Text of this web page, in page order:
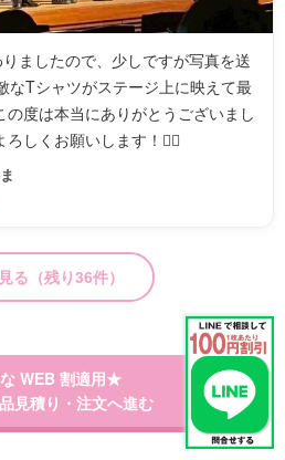
ましたので、少しですが写真を送
度は本当にありがとうございまし
しくお願いします！🙇‍♀️
る（残り36件）
WEB 割適用★
見積り・注文へ進む